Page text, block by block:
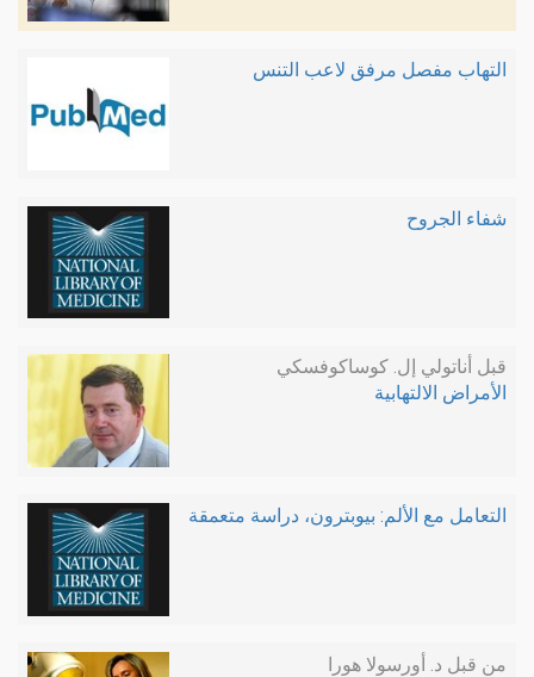
التهاب مفصل مرفق لاعب التنس
شفاء الجروح
قبل أناتولي إل. كوساكوفسكي
الأمراض الالتهابية
التعامل مع الألم: بيوبترون، دراسة متعمقة
من قبل د. أورسولا هورا